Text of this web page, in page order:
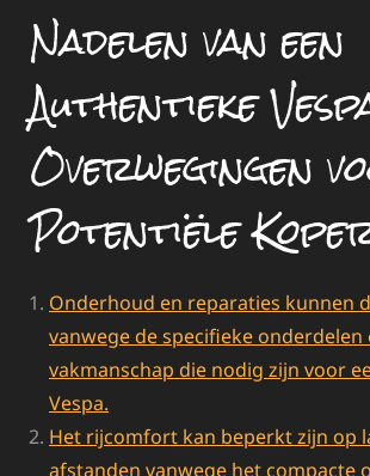
Nadelen van een
Authentieke
Overwegingen
Potentiële
Onderhoud en reparaties kunnen
vanwege de specifieke onderdelen
vakmanschap die nodig zijn voor
Vespa.
Het rijcomfort kan beperkt zijn op
afstanden vanwege het compacte